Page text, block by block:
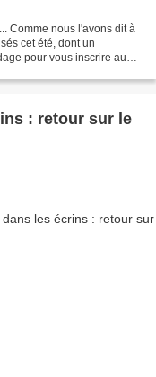
Comme nous l'avons dit à
cet été, dont un
pour vous inscrire aux
: retour sur le